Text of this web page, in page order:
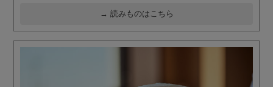
→ 読みものはこちら